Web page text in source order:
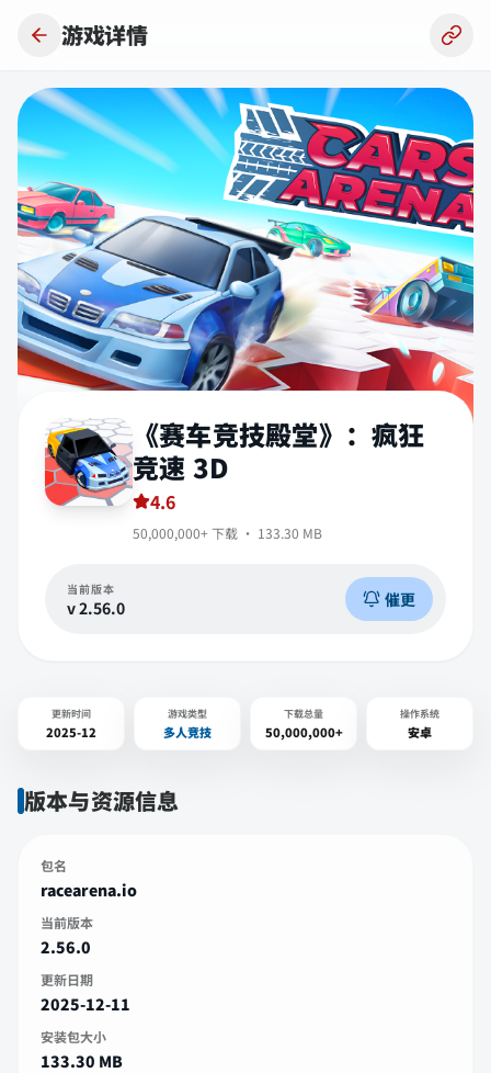
游戏详情
《赛车竞技殿堂》：疯狂
竞速 3D
4.6
50,000,000+ 下载 · 133.30 MB
当前版本
v2.56.0 催更
更新时间
2025-12
游戏类型
多人竞技
下载总量
50,000,000+
操作系统
安卓
版本与资源信息
包名
racearena.io
当前版本
2.56.0
更新日期
2025-12-11
安装包大小
133.30 MB